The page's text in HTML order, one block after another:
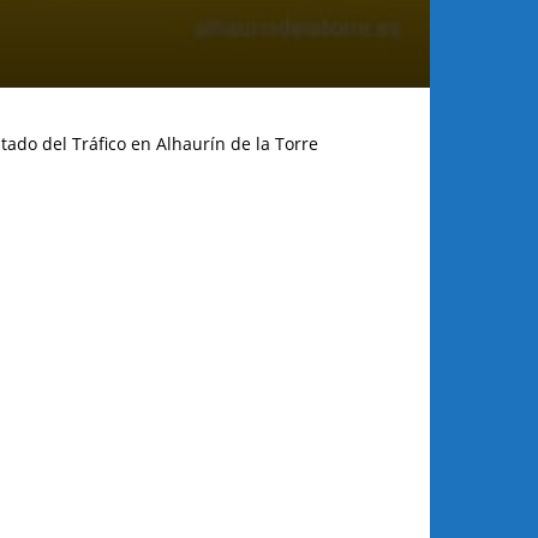
del Tráfico en Alhaurín de la Torre